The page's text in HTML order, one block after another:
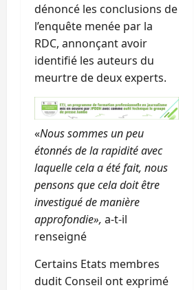
dénoncé les conclusions de
l’enquête menée par la
RDC, annonçant avoir
identifié les auteurs du
meurtre de deux experts.
«Nous sommes un peu
étonnés de la rapidité avec
laquelle cela a été fait, nous
pensons que cela doit être
investigué de manière
approfondie», a-t-il
renseigné
Certains Etats membres
dudit Conseil ont exprimé